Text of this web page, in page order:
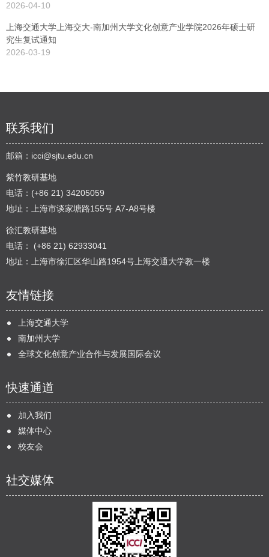
2026-04-10
上海交通大学上海交大-南加州大学文化创意产业学院2026年硕士研
究生复试通知
2026-03-19
联系我们
邮箱： icci@sjtu.edu.cn
紫竹教研基地
电话：(+86 21) 34205059
地址：上海市谈家塘路155号 A7-A8号楼
徐汇教研基地
电话： (+86 21) 62933041
地址：上海市徐汇区华山路1954号上海交通大学教一楼
友情链接
上海交通大学
南加州大学
全球文化创意产业合作与发展国际会议
快速通道
加入我们
媒体中心
校友会
社交媒体